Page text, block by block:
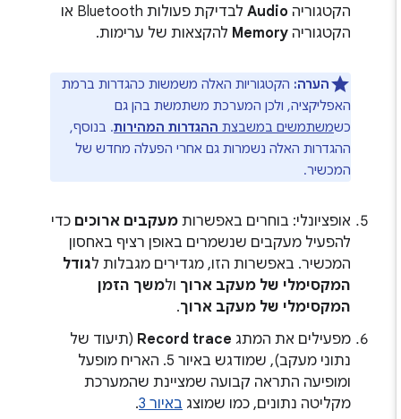
הקטגוריהAudio
לבדיקת פעולות Bluetooth או
הקטגוריהMemoryלהקצאות של ערימות.
הערה:הקטגוריות האלה משמשות כהגדרות ברמת
האפליקציה, ולכן המערכת משתמשת בהן גם
כשמשתמשים במשבצתההגדרות המהירות. בנוסף,
ההגדרות האלה נשמרות גם אחרי הפעלה מחדש של
המכשיר.
אופציונלי: בוחרים באפשרותמעקבים ארוכיםכדי
להפעיל מעקבים שנשמרים באופן רציף באחסון
המכשיר. באפשרות הזו, מגדירים מגבלות ל גודל
המקסימלי של מעקב ארוךולמשך הזמן
המקסימלי של מעקב ארוך.
מפעילים את המתגRecord trace(תיעוד של
נתוני מעקב), שמודגש באיור 5. האריח מופעל
ומופיעה התראה קבועה שמציינת שהמערכת
מקליטה נתונים, כמו שמוצגבאיור 3 .